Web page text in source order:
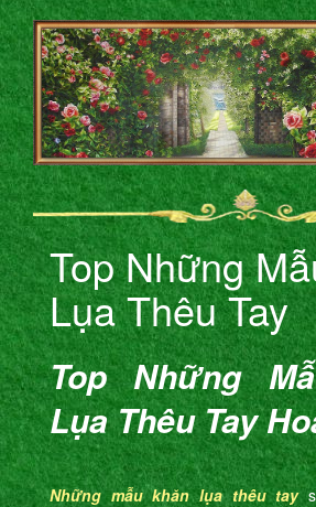
Top Những
Lụa Thêu Tay
Top Những
Lụa Thêu Tay
Những mẫu khăn lụa thêu tay